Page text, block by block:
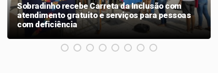
Sobradinho recebe Carreta da Inclusão com
atendimento gratuito e serviços para pessoas
com deficiência